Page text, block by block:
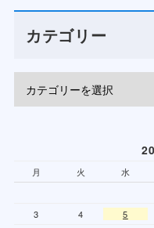
カテゴリー
月 火 水
3
4 5